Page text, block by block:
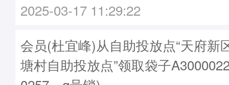
2025-03-17 11:29:22
会员(杜宜峰)从自助投放点“天府新
塘村自助投放点”领取袋子